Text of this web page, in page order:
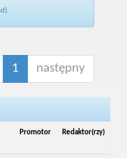
1 następny
Promotor Redaktor(rzy)